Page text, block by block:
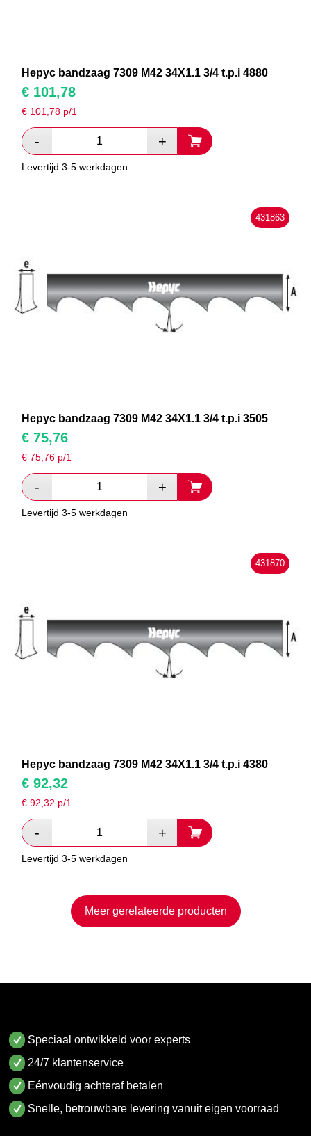
Hepyc bandzaag 7309 M42 34X1.1 3/4 t.p.i 4880
€ 101,78
€ 101,78 p/1
Levertijd 3-5 werkdagen
431863
Hepyc bandzaag 7309 M42 34X1.1 3/4 t.p.i 3505
€ 75,76
€75,76 p/1
Levertijd 3-5 werkdagen
431870
Hepyc bandzaag 7309 M42 34X1.1 3/4 t.p.i 4380
€ 92,32
€92,32 p/1
Levertijd 3-5 werkdagen
Meer gerelateerde producten
Speciaal ontwikkeld voor experts
24/7 klantenservice
Eénvoudig achteraf betalen
Snelle, betrouwbare levering vanuit eigen voorraad